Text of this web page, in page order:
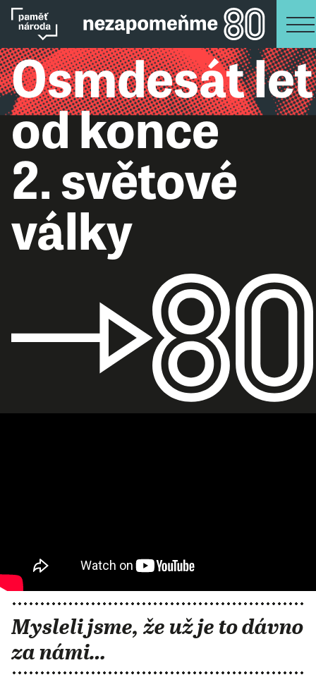
Osmdesát let
od konce
2. světové
války
Mysleli jsme, že už je to dávno
za námi…